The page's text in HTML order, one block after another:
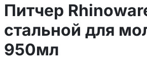
Питчер
стальной для
950мл